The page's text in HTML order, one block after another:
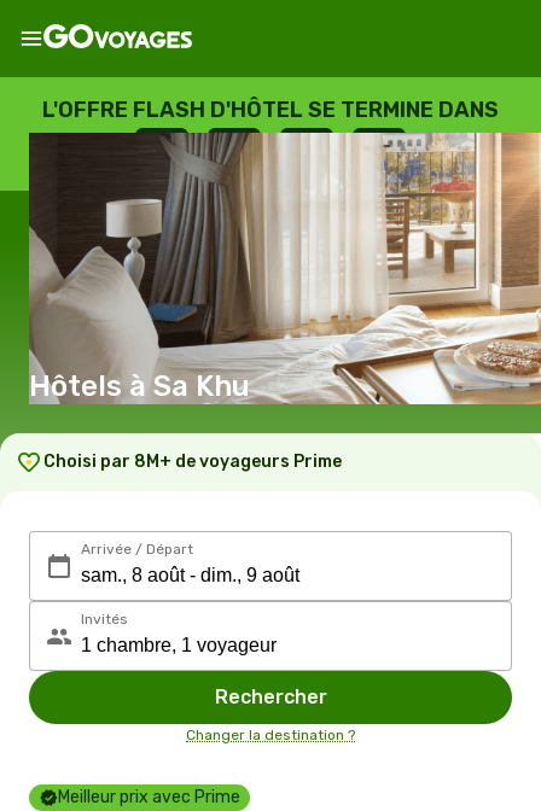
L'OFFRE FLASH D'HÔTEL SE TERMINE DANS
--
JOURS
: --
HEURES
: --
SECONDES
Hôtels à Sa Khu
Choisi par 8M+ de voyageurs Prime
Arrivée / Départ
Invités
Rechercher
Changer la destination ?
Meilleur prix avec Prime